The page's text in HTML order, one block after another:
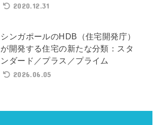
2020.12.31
シンガポールのHDB（住宅開発庁）
が開発する住宅の新たな分類：スタ
ンダード／プラス／プライム
2026.06.05